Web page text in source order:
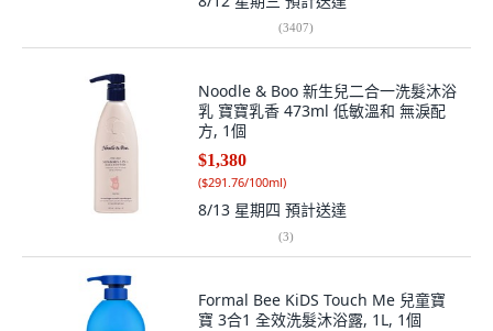
(3407)
Noodle & Boo 新生兒二合一洗髮沐浴
乳 寶寶乳香 473ml 低敏溫和 無淚配
方, 1個
$1,380
($291.76/100ml)
8/13 星期四 預計送達
(3)
Formal Bee KiDS Touch Me 兒童寶
寶 3合1 全效洗髮沐浴露, 1L, 1個